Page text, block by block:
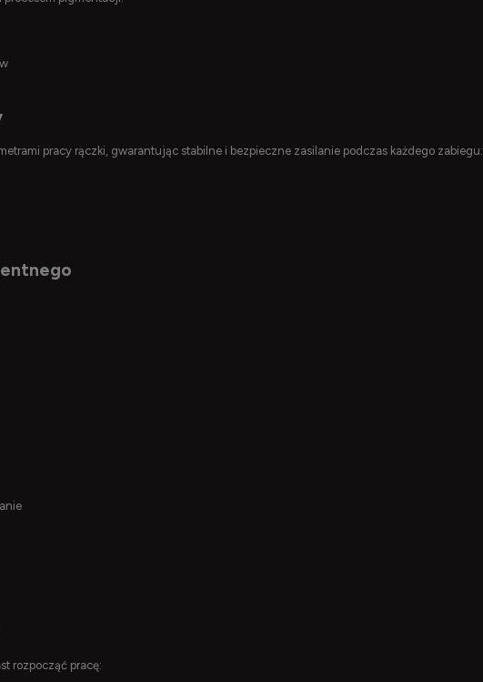
pracy rączki, gwarantując stabilne i bezpieczne zasilanie podczas każdego zabiegu:
rozpocząć pracę: